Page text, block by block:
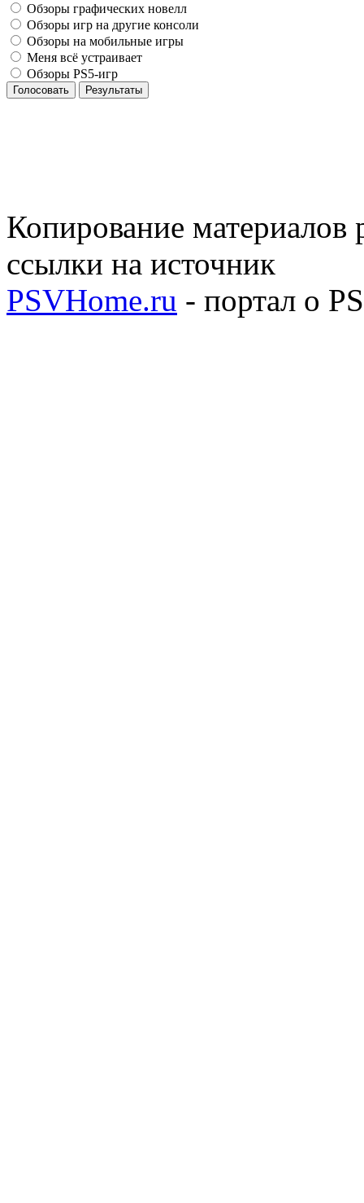
Обзоры графических новелл
Обзоры игр на другие консоли
Обзоры на мобильные игры
Меня всё устраивает
Обзоры PS5-игр
Голосовать Результаты
Копирование материалов
ссылки на источник
PSVHome.ru - портал о